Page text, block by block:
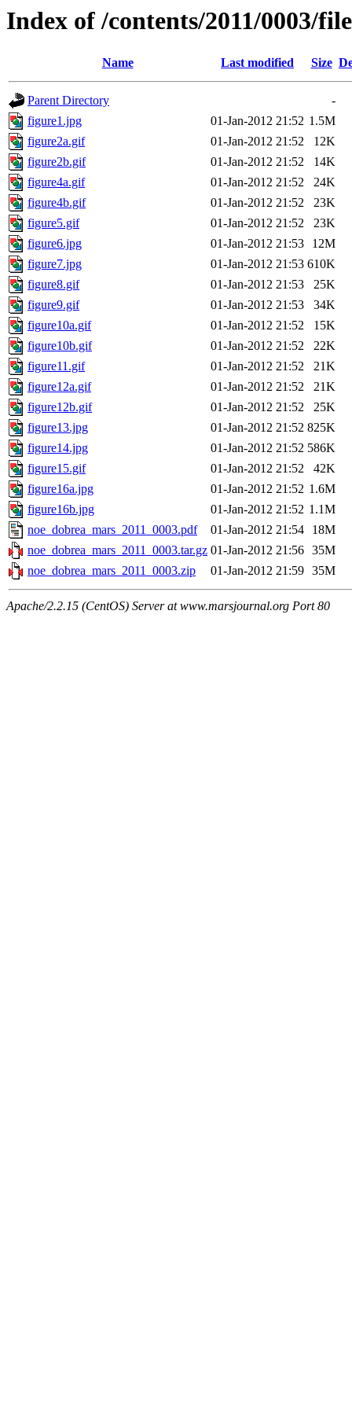
Index of /contents/2011/0003/
Name Last modified Size
Parent Directory
-
figure1.jpg
01-Jan-2012 21:52 1.5M
figure2a.gif
01-Jan-2012 21:52
12K
figure2b.gif
01-Jan-2012 21:52
14K
figure4a.gif
01-Jan-2012 21:52
24K
figure4b.gif
01-Jan-2012 21:52
23K
figure5.gif
01-Jan-2012 21:52
23K
figure6.jpg
01-Jan-2012 21:53
12M
figure7.jpg
01-Jan-2012 21:53 610K
figure8.gif
01-Jan-2012 21:53
25K
figure9.gif
01-Jan-2012 21:53
34K
figure10a.gif
01-Jan-2012 21:52
15K
figure10b.gif
01-Jan-2012 21:52
22K
figure11.gif
01-Jan-2012 21:52
21K
figure12a.gif
01-Jan-2012 21:52
21K
figure12b.gif
01-Jan-2012 21:52
25K
figure13.jpg
01-Jan-2012 21:52 825K
figure14.jpg
01-Jan-2012 21:52 586K
figure15.gif
01-Jan-2012 21:52
42K
figure16a.jpg
01-Jan-2012 21:52 1.6M
figure16b.jpg
01-Jan-2012 21:52 1.1M
noe_dobrea_mars_2011_0003.pdf
01-Jan-2012 21:54
18M
noe_dobrea_mars_2011_0003.tar.gz 01-Jan-2012 21:56 35M
noe_dobrea_mars_2011_0003.zip
01-Jan-2012 21:59 35M
Apache/2.2.15 (CentOS) Server at www.marsjournal.org Port 80